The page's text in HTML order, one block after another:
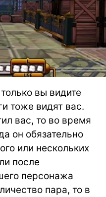
вы видите
тоже видят вас.
вас, то во время
он обязательно
или нескольких
после
персонажа
пара, то в